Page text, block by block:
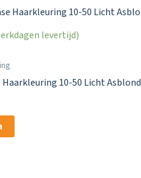
levertijd)
10-50 Licht Asblond